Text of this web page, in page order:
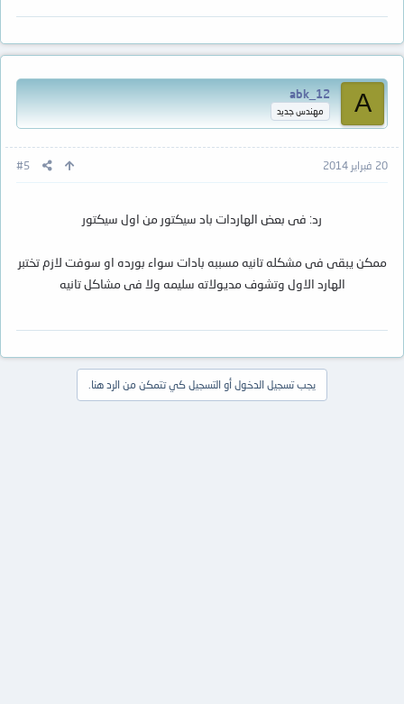
A
abk_12
مهندس جديد
20 فبراير 2014 #5
رد: فى بعض الهاردات باد سيكتور من اول سيكتور
ممكن يبقى فى مشكله تانيه مسببه بادات سواء بورده او سوفت لازم تختبر
الهارد الاول وتشوف مديولاته سليمه ولا فى مشاكل تانيه
يجب تسجيل الدخول أو التسجيل كي تتمكن من الرد هنا.